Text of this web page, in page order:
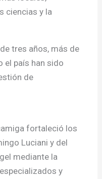
ciencias y la
tres años, más de
el país han sido
de
fortaleció los
Luciani y del
mediante la
y